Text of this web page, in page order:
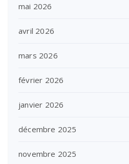
mai 2026
avril 2026
mars 2026
février 2026
janvier 2026
décembre 2025
novembre 2025